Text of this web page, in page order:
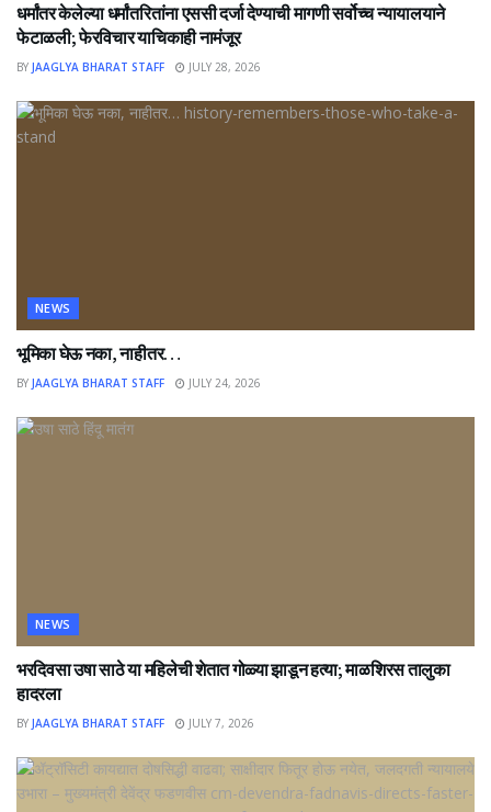
धर्मांतर केलेल्या धर्मांतरितांना एससी दर्जा देण्याची मागणी सर्वोच्च न्यायालयाने
फेटाळली; फेरविचार याचिकाही नामंजूर
BY JAAGLYA BHARAT STAFF JULY 28, 2026
NEWS
भूमिका घेऊ नका, नाहीतर…
BY JAAGLYA BHARAT STAFF JULY 24, 2026
NEWS
भरदिवसा उषा साठे या महिलेची शेतात गोळ्या झाडून हत्या; माळशिरस तालुका
हादरला
BY JAAGLYA BHARAT STAFF JULY 7, 2026